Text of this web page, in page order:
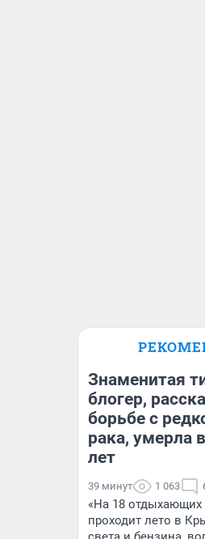
Знаменитая
блогер,
борьбе с
рака, умерла
лет
39 минут 1 063
«На 18 отдыхающих
проходит лето в